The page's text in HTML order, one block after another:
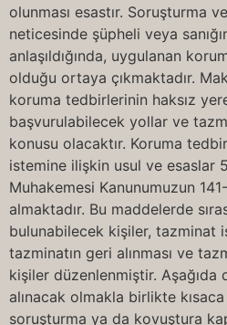
olunması esastır. Soruşturma
neticesinde şüpheli veya
anlaşıldığında, uygulanan
olduğu ortaya çıkmaktadır.
koruma tedbirlerinin haksız
başvurulabilecek yollar ve
konusu olacaktır. Koruma
istemine ilişkin usul ve esaslar
Muhakemesi Kanunumuzun
almaktadır. Bu maddelerde
bulunabilecek kişiler, tazminat
tazminatın geri alınması ve
kişiler düzenlenmiştir. Aşağıda
alınacak olmakla birlikte
soruşturma ya da kovuştura